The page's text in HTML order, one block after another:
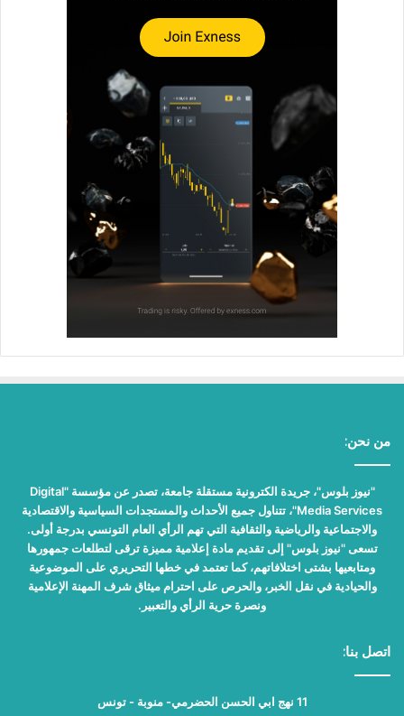
من نحن:
"نيوز بلوس"، جريدة الكترونية مستقلة جامعة، تصدر عن مؤسسة "Digital
Media Services"، تتناول جميع الأحداث والمستجدات السياسية والاقتصادية
والاجتماعية والرياضية والثقافية التي تهم الرأي العام التونسي بدرجة أولى.
تسعى "نيوز بلوس" إلى تقديم مادة إعلامية مميزة ترقى لتطلعات جمهورها
ومتابعيها بشتى اختلافاتهم، كما تعتمد في خطها التحريري على الموضوعية
والحيادية في نقل الخبر، والحرص على احترام ميثاق شرف المهنة الإعلامية
ونصرة حرية الرأي والتعبير.
اتصل بنا:
11 نهج ابي الحسن الحضرمي- منوبة - تونس